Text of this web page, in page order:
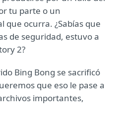
tu parte o un
que ocurra. ¿Sabías que
de seguridad, estuvo a
2?
Bing Bong se sacrificó
que eso le pase a
importantes,